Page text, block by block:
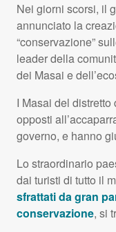
Nei giorni scorsi, il
annunciato la
“conservazione”
leader della
dei Masai e
I Masai del
opposti
governo, e hanno
Lo straordinario
dai turisti di tutto il
sfrattati da gran
conservazione, si